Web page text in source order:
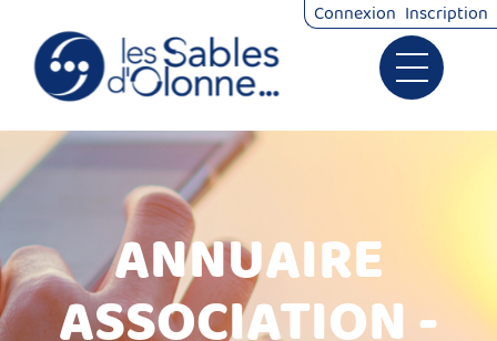
Ouvrir le
Démarches
Connexion Inscription
ANNUAIRE